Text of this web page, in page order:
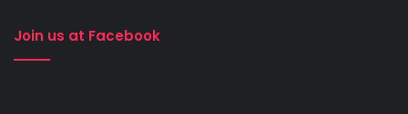
Join us at Facebook